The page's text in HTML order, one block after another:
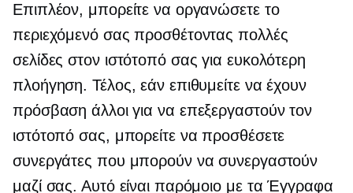
Επιπλέον, μπορείτε να οργανώσετε το
περιεχόμενό σας προσθέτοντας πολλές
σελίδες στον ιστότοπό σας για ευκολότερη
πλοήγηση. Τέλος, εάν επιθυμείτε να έχουν
πρόσβαση άλλοι για να επεξεργαστούν τον
ιστότοπό σας, μπορείτε να προσθέσετε
συνεργάτες που μπορούν να συνεργαστούν
μαζί σας. Αυτό είναι παρόμοιο με τα Έγγραφα